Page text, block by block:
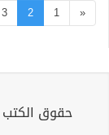
«
1
2
3
حقوق الكتب